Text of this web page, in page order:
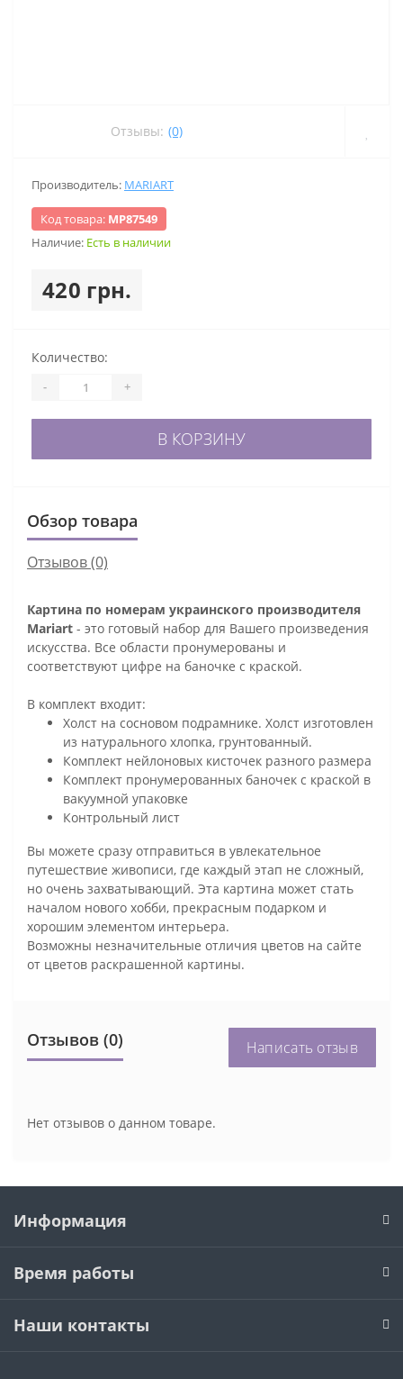
Отзывы: (0)
Производитель: MARIART
Код товара: МР87549
Наличие: Есть в наличии
420 грн.
Количество:
- +
В КОРЗИНУ
Обзор товара
Отзывов (0)
Картина по номерам украинского производителя
Mariart - это готовый набор для Вашего произведения
искусства. Все области пронумерованы и
соответствуют цифре на баночке с краской.
В комплект входит:
Холст на сосновом подрамнике. Холст изготовлен
из натурального хлопка, грунтованный.
Комплект нейлоновых кисточек разного размера
Комплект пронумерованных баночек с краской в
вакуумной упаковке
Контрольный лист
Вы можете сразу отправиться в увлекательное
путешествие живописи, где каждый этап не сложный,
но очень захватывающий. Эта картина может стать
началом нового хобби, прекрасным подарком и
хорошим элементом интерьера.
Возможны незначительные отличия цветов на сайте
от цветов раскрашенной картины.
Отзывов (0) Написать отзыв
Нет отзывов о данном товаре.
Информация
Время работы
Наши контакты